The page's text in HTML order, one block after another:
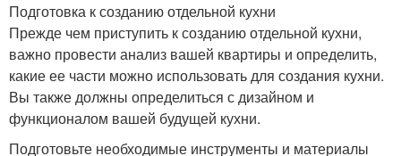
Подготовка к созданию отдельной кухни
Прежде чем приступить к созданию отдельной кухни,
важно провести анализ вашей квартиры и определить,
какие ее части можно использовать для создания кухни.
Вы также должны определиться с дизайном и
функционалом вашей будущей кухни.
Подготовьте необходимые инструменты и материалы